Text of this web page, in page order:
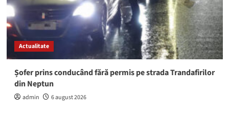
Actualitate
Șofer prins conducând fără permis pe strada Trandafirilor
din Neptun
admin 6 august 2026